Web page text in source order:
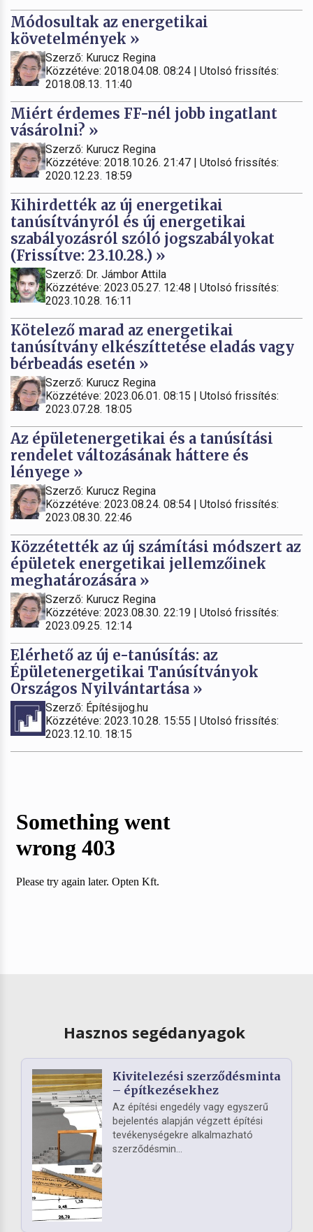
Módosultak az energetikai
követelmények »
Szerző: Kurucz Regina
Közzétéve: 2018.04.08. 08:24 | Utolsó frissítés:
2018.08.13. 11:40
Miért érdemes FF-nél jobb ingatlant
vásárolni? »
Szerző: Kurucz Regina
Közzétéve: 2018.10.26. 21:47 | Utolsó frissítés:
2020.12.23. 18:59
Kihirdették az új energetikai
tanúsítványról és új energetikai
szabályozásról szóló jogszabályokat
(Frissítve: 23.10.28.) »
Szerző: Dr. Jámbor Attila
Közzétéve: 2023.05.27. 12:48 | Utolsó frissítés:
2023.10.28. 16:11
Kötelező marad az energetikai
tanúsítvány elkészíttetése eladás vagy
bérbeadás esetén »
Szerző: Kurucz Regina
Közzétéve: 2023.06.01. 08:15 | Utolsó frissítés:
2023.07.28. 18:05
Az épületenergetikai és a tanúsítási
rendelet változásának háttere és
lényege »
Szerző: Kurucz Regina
Közzétéve: 2023.08.24. 08:54 | Utolsó frissítés:
2023.08.30. 22:46
Közzétették az új számítási módszert az
épületek energetikai jellemzőinek
meghatározására »
Szerző: Kurucz Regina
Közzétéve: 2023.08.30. 22:19 | Utolsó frissítés:
2023.09.25. 12:14
Elérhető az új e-tanúsítás: az
Épületenergetikai Tanúsítványok
Országos Nyilvántartása »
Szerző: Építésijog.hu
Közzétéve: 2023.10.28. 15:55 | Utolsó frissítés:
2023.12.10. 18:15
Hasznos segédanyagok
Kivitelezési szerződésminta
– építkezésekhez
Az építési engedély vagy egyszerű
bejelentés alapján végzett építési
tevékenységekre alkalmazható
szerződésmin...